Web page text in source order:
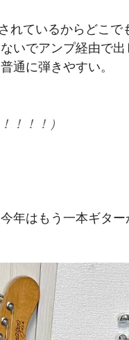
れているからどこで
いでアンプ経由で出
通に弾きやすい。
！！！）
年はもう一本ギタ